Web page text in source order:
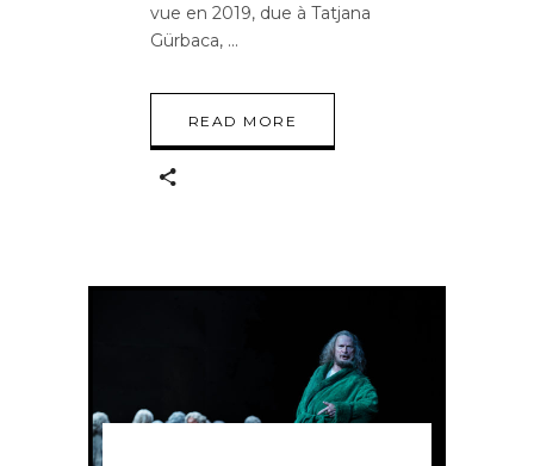
vue en 2019, due à Tatjana
Gürbaca,
READ MORE